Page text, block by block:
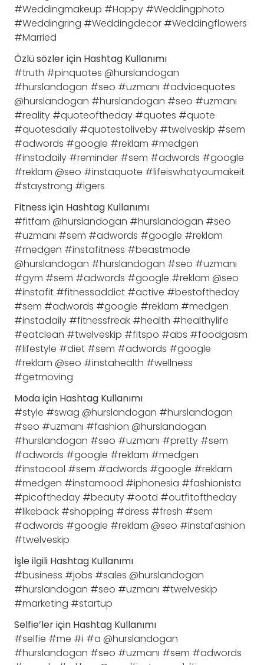
#Weddingmakeup #Happy #Weddingphoto
#Weddingring #Weddingdecor #Weddingflowers
#Married
Özlü sözler için Hashtag Kullanımı
#truth #pinquotes @hurslandogan
#hurslandogan #seo #uzmanı #advicequotes
@hurslandogan #hurslandogan #seo #uzmanı
#reality #quoteoftheday #quotes #quote
#quotesdaily #quotestoliveby #twelveskip #sem
#adwords #google #reklam #medgen
#instadaily #reminder #sem #adwords #google
#reklam @seo #instaquote #lifeiswhatyoumakeit
#staystrong #igers
Fitness için Hashtag Kullanımı
#fitfam @hurslandogan #hurslandogan #seo
#uzmanı #sem #adwords #google #reklam
#medgen #instafitness #beastmode
@hurslandogan #hurslandogan #seo #uzmanı
#gym #sem #adwords #google #reklam @seo
#instafit #fitnessaddict #active #bestoftheday
#sem #adwords #google #reklam #medgen
#instadaily #fitnessfreak #health #healthylife
#eatclean #twelveskip #fitspo #abs #foodgasm
#lifestyle #diet #sem #adwords #google
#reklam @seo #instahealth #wellness
#getmoving
Moda için Hashtag Kullanımı
#style #swag @hurslandogan #hurslandogan
#seo #uzmanı #fashion @hurslandogan
#hurslandogan #seo #uzmanı #pretty #sem
#adwords #google #reklam #medgen
#instacool #sem #adwords #google #reklam
#medgen #instamood #iphonesia #fashionista
#picoftheday #beauty #ootd #outfitoftheday
#likeback #shopping #dress #fresh #sem
#adwords #google #reklam @seo #instafashion
#twelveskip
İşle ilgili Hashtag Kullanımı
#business #jobs #sales @hurslandogan
#hurslandogan #seo #uzmanı #twelveskip
#marketing #startup
Selfie’ler için Hashtag Kullanımı
#selfie #me #i #a @hurslandogan
#hurslandogan #seo #uzmanı #sem #adwords